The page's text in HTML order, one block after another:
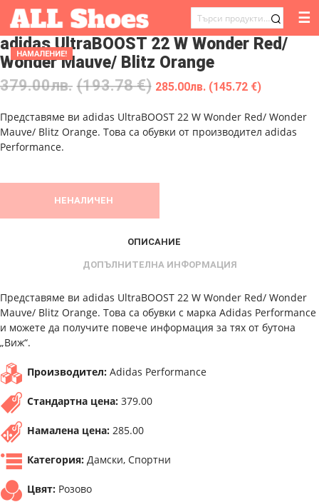
ТЪРСЕНЕ
ЗА:
☰
НАМАЛЕНИЕ!
adidas UltraBOOST 22 W Wonder Red/
Wonder Mauve/ Blitz Orange
379.00лв. (193.78 €) 285.00лв. (145.72 €)
Представяме ви adidas UltraBOOST 22 W Wonder Red/ Wonder
Mauve/ Blitz Orange. Това са обувки от производител adidas
Performance.
НЕНАЛИЧЕН
ОПИСАНИЕ
ДОПЪЛНИТЕЛНА ИНФОРМАЦИЯ
Представяме ви adidas UltraBOOST 22 W Wonder Red/ Wonder
Mauve/ Blitz Orange. Това са обувки с марка Adidas Performance
и можете да получите повече информация за тях от бутона
„Виж“.
Производител: Adidas Performance
Стандартна цена: 379.00
Намалена цена: 285.00
Категория: Дамски, Спортни
Цвят: Розово